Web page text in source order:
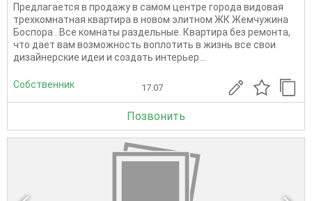
Предлагается в продажу в самом центре города видовая
трехкомнатная квартира в новом элитном ЖК Жемчужина
Боспора . Все комнаты раздельные. Квартира без ремонта,
что дает вам возможность воплотить в жизнь все свои
дизайнерские идеи и создать интерьер...
Собственник 17.07
Позвонить